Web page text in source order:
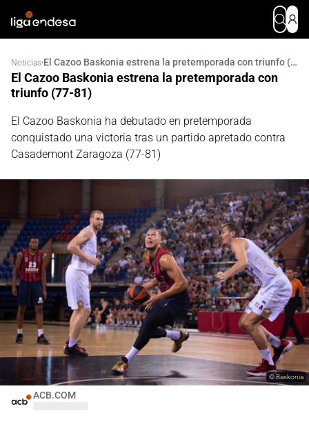
Noticias· El Cazoo Baskonia estrena la pretemporada con triunfo (77-81)
El Cazoo Baskonia estrena la pretemporada con
triunfo (77-81)
El Cazoo Baskonia ha debutado en pretemporada
conquistado una victoria tras un partido apretado contra
Casademont Zaragoza (77-81)
ACB.COM
©Baskonia